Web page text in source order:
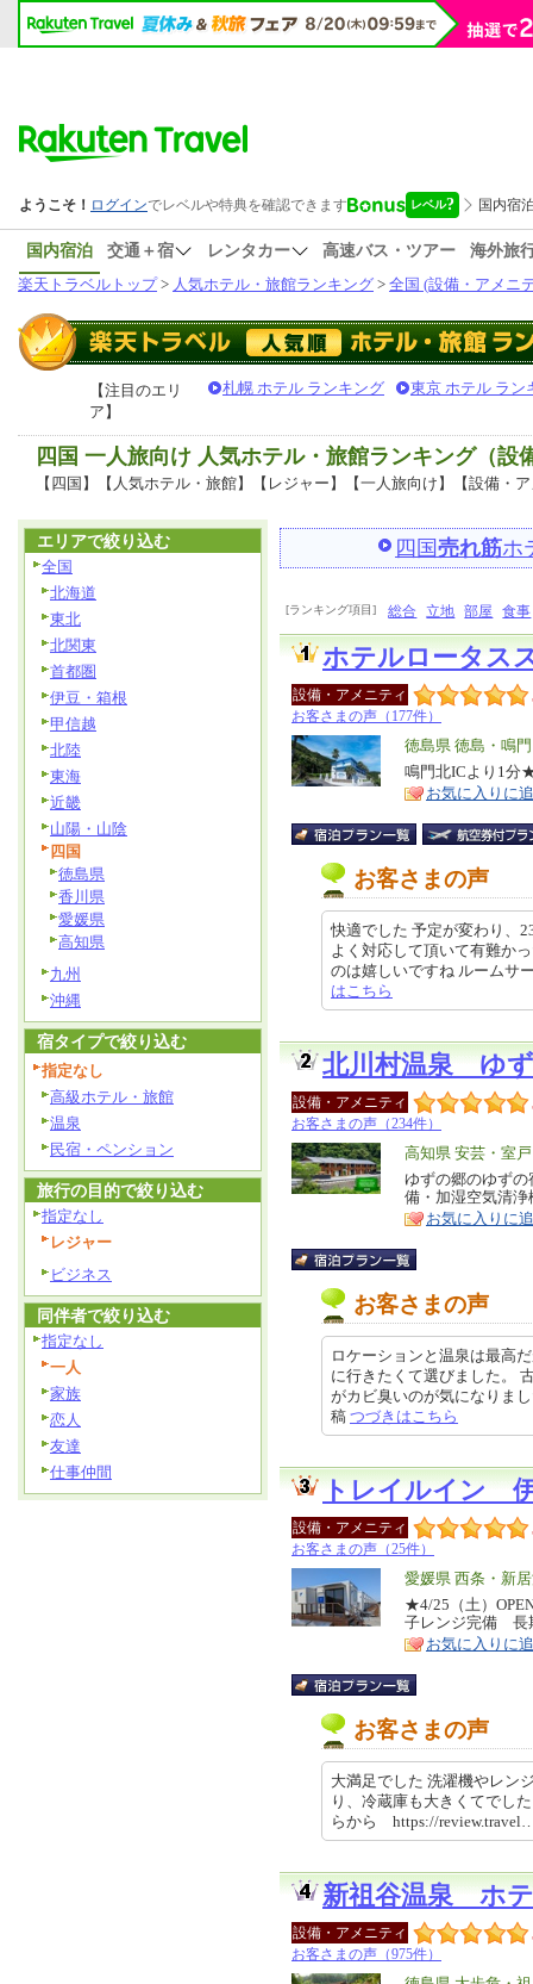
国内宿泊 交通＋宿 レンタカー 高速バス・ツアー
海外旅
楽天トラベルトップ> 人気ホテル・旅館ランキング > 全国 (設備・アメニ
【注目のエリ
ア】
札幌 ホテル ランキング 東京 ホテル ラン
四国 一人旅向け 人気ホテル・旅館ランキング（設
【四国】【人気ホテル・旅館】【レジャー】【一人旅向け】【設備・
四国売れ筋ホ
[ランキング項目] 総合 立地 部屋 食事
ホテルロータス
設備・アメニティ
お客さまの声（177件）
エ
リ
ア
徳島県 徳島・鳴門
特
徴
鳴門北ICより1分
お気に入りに
お客さまの声
快適でした 予定が変わり、
よく対応して頂いて有難か
のは嬉しいですね ルーム
はこちら
北川村温泉 ゆ
設備・アメニティ
お客さまの声（234件）
エ
リ
ア
高知県 安芸・室戸
特
徴
ゆずの郷のゆず
備・加湿空気清
お気に入りに
お客さまの声
ロケーションと温泉は最高
に行きたくて選びました。
がカビ臭いのが気になりま
稿 つづきはこちら
トレイルイン
設備・アメニティ
お客さまの声（25件）
エ
リ
ア
愛媛県 西条・新
特
徴
★4/25（土）
子レンジ完備 長
お気に入りに
お客さまの声
大満足でした 洗濯機やレン
り、冷蔵庫も大きくてでし
らから https://
新祖谷温泉 ホ
設備・アメニティ
お客さまの声（975件）
エリアで絞り込む
全国
北海道
東北
北関東
首都圏
伊豆・箱根
甲信越
北陸
東海
近畿
山陽・山陰
四国
徳島県
香川県
愛媛県
高知県
九州
沖縄
宿タイプで絞り込む
指定なし
高級ホテル・旅館
温泉
民宿・ペンション
旅行の目的で絞り込む
指定なし
レジャー
ビジネス
同伴者で絞り込む
指定なし
一人
家族
恋人
友達
仕事仲間